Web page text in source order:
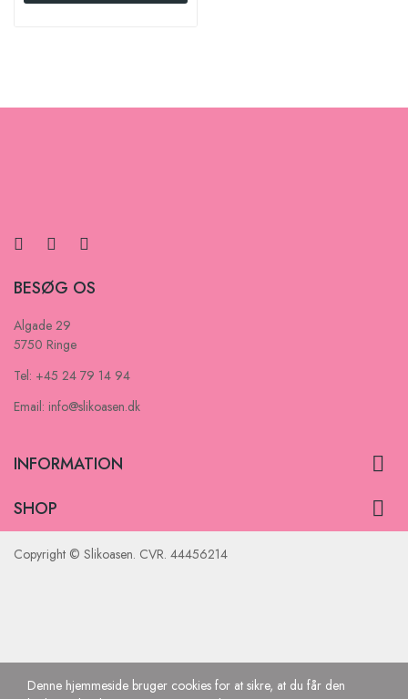
BESØG OS
Algade 29
5750 Ringe
Tel: +45 24 79 14 94
Email: info@slikoasen.dk
INFORMATION 
SHOP 
Copyright © Slikoasen. CVR. 44456214
Denne hjemmeside bruger cookies for at sikre, at du får den